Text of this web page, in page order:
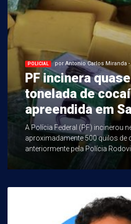
POLICIAL por Antonio Carlos Miranda
PF incinera
tonelada de
apreendida em
A Polícia Federal (PF) incinerou
aproximadamente 500 quilos de
anteriormente pela Polícia